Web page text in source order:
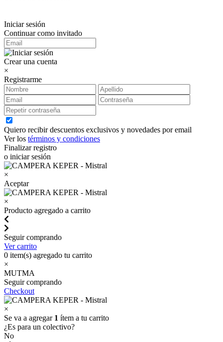
Iniciar sesión
Continuar como invitado
Crear una cuenta
×
Registrarme
Quiero recibir descuentos exclusivos y novedades por email
Ver los términos y condiciones
Finalizar registro
o iniciar sesión
×
Aceptar
×
Producto agregado a carrito
Seguir comprando
Ver carrito
0 item(s) agregado tu carrito
×
MUTMA
Seguir comprando
Checkout
×
Se va a agregar 1 ítem a tu carrito
¿Es para un colectivo?
No